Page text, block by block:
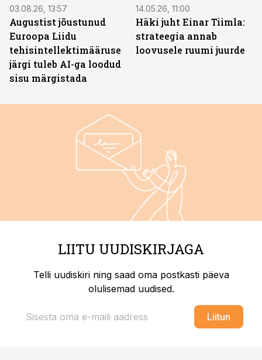
03.08.26, 13:57
Augustist jõustunud
Euroopa Liidu
tehisintellektimääruse
järgi tuleb AI-ga loodud
sisu märgistada
14.05.26, 11:00
Häki juht Einar Tiimla:
strateegia annab
loovusele ruumi juurde
LIITU UUDISKIRJAGA
Telli uudiskiri ning saad oma postkasti päeva
olulisemad uudised.
Liitun